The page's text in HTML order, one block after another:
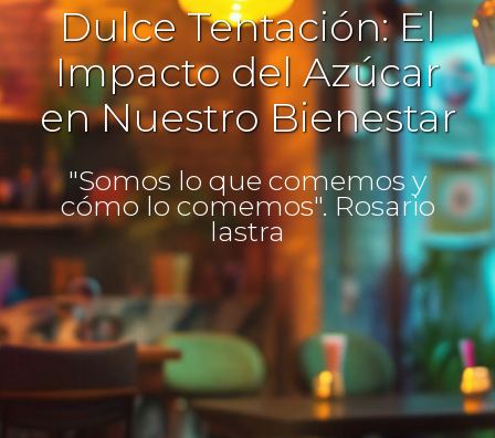
Dulce Tentación: El
Impacto del Azúcar
en Nuestro Bienestar
"Somos lo que comemos y
cómo lo comemos". Rosario
lastra